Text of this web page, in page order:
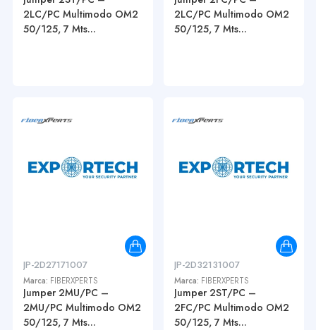
2LC/PC Multimodo OM2
50/125, 7 Mts...
2LC/PC Multimodo OM2
50/125, 7 Mts...
JP-2D27171007
Marca: FIBERXPERTS
Jumper 2MU/PC –
2MU/PC Multimodo OM2
50/125, 7 Mts...
JP-2D32131007
Marca: FIBERXPERTS
Jumper 2ST/PC –
2FC/PC Multimodo OM2
50/125, 7 Mts...